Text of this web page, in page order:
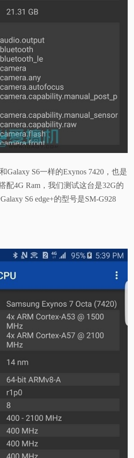
Galaxy S6一样的Exynos 7420，也是
配4G Ram，我们测试这台是32G的
S6 edge+的型号是SM-G928